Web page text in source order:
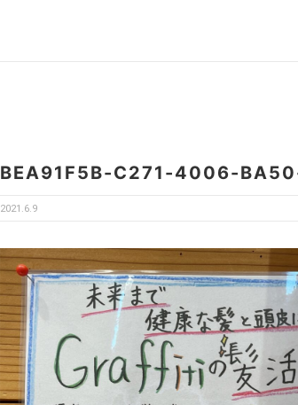
BEA91F5B-C271-4006-
2021.6.9